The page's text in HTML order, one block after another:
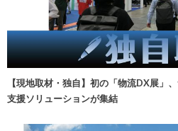
【現地取材・独自】初の「物流DX展」
支援ソリューションが集結